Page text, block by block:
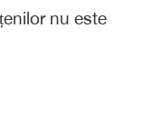
nu este